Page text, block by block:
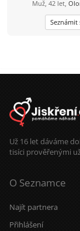
Muž, 42 let,
Seznámit
Už 16 let dáváme
tisíci prověřenými
O Seznamce
Najít partnera
Přihlášení